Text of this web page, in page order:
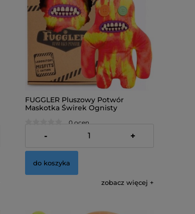
FUGGLER Pluszowy Potwór
Maskotka Świrek Ognisty
0 ocen
49,00 zł
- +
do koszyka
zobacz więcej